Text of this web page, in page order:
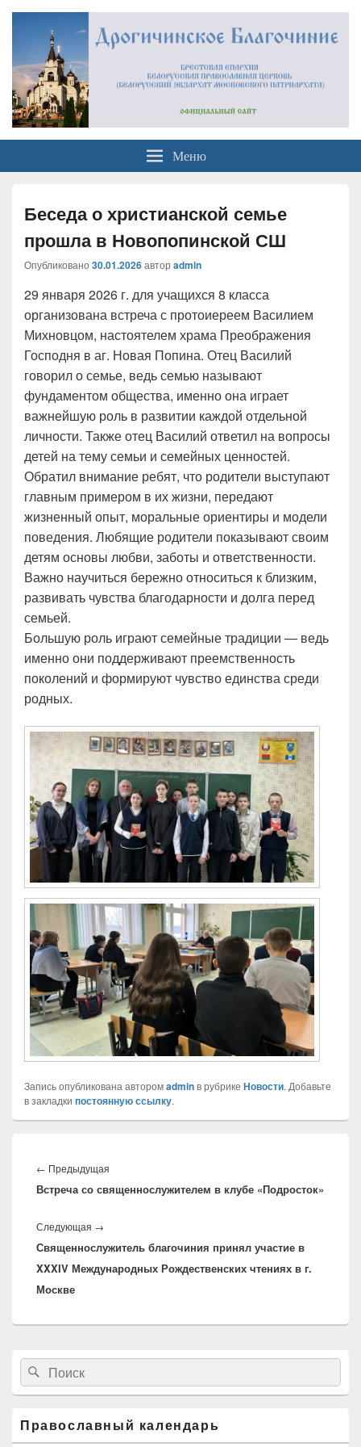
Официальный сайт
Дрогичинского благочиния
Меню
Беседа о христианской семье
прошла в Новопопинской СШ
Опубликовано 30.01.2026автор admin
29 января 2026 г. для учащихся 8 класса
организована встреча с протоиереем Василием
Михновцом, настоятелем храма Преображения
Господня в аг. Новая Попина. Отец Василий
говорил о семье, ведь семью называют
фундаментом общества, именно она играет
важнейшую роль в развитии каждой отдельной
личности. Также отец Василий ответил на вопросы
детей на тему семьи и семейных ценностей.
Обратил внимание ребят, что родители выступают
главным примером в их жизни, передают
жизненный опыт, моральные ориентиры и модели
поведения. Любящие родители показывают своим
детям основы любви, заботы и ответственности.
Важно научиться бережно относиться к близким,
развивать чувства благодарности и долга перед
семьей.
Большую роль играют семейные традиции — ведь
именно они поддерживают преемственность
поколений и формируют чувство единства среди
родных.
Запись опубликована авторомadminв рубрике Новости. Добавьте
в закладки постоянную ссылку.
по
записям
← Предыдущая
запись:
Встреча со священнослужителем в клубе «Подросток»
Следующая →
запись:
Священнослужитель благочиния принял участие в
XXXIV Международных Рождественских чтениях в г.
Москве
Область
основной
боковой
панели
Найти:Поиск
Православный календарь